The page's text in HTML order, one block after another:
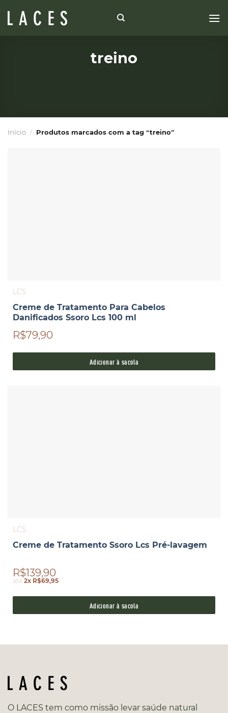
treino
Início / Produtos marcados com a tag “treino”
LCS
Creme de Tratamento Para Cabelos
Danificados Ssoro Lcs 100 ml
R$79,90
Adicionar à sacola
LCS
Creme de Tratamento Ssoro Lcs Pré-lavagem
R$139,90
até2x R$69,95
Adicionar à sacola
O LACES tem como missão levar saúde natural